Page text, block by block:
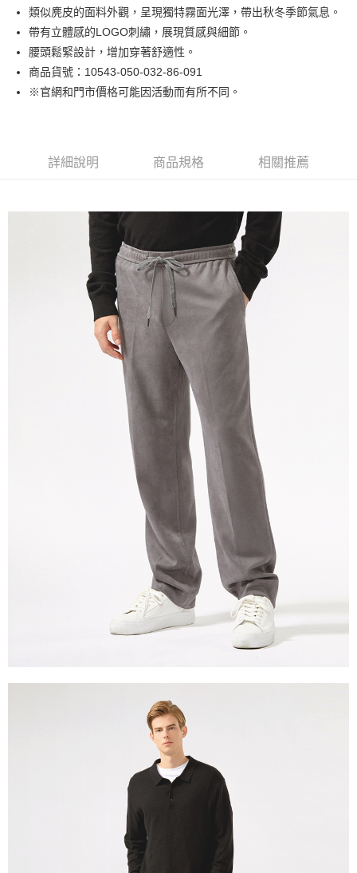
Google Pay
貨到付款
運送方式
付款後7-11取貨
每筆NT$130，滿NT$1,000(含以上)免運費
類似麂皮的面料外觀，呈現獨特霧面光澤，帶出秋冬季節氣息。
帶有立體感的LOGO刺繡，展現質感與細節。
腰頭鬆緊設計，增加穿著舒適性。
商品貨號：10543-050-032-86-091
※官網和門市價格可能因活動而有所不同。
詳細說明 商品規格 相關推薦